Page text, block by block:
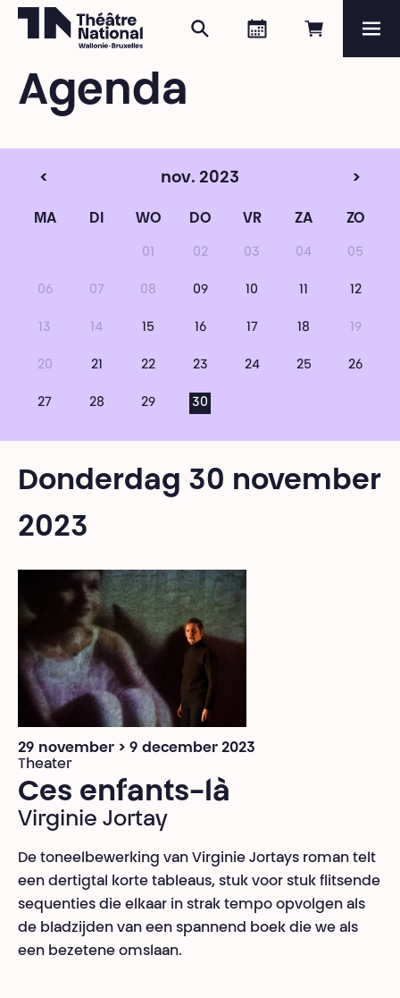
Online
Agenda
Zoeken
Agenda
< nov. 2023 >
MA DI WO DO VR ZA ZO
01 02 03 04 05
06 07 08 09 10 11 12
13 14 15 16 17 18 19
20 21 22 23 24 25 26
27 28 29 30
Donderdag 30 november
2023
29 november > 9 december 2023
Theater
Ces enfants-là
Virginie Jortay
De toneelbewerking van Virginie Jortays roman telt
een dertigtal korte tableaus, stuk voor stuk flitsende
sequenties die elkaar in strak tempo opvolgen als
de bladzijden van een spannend boek die we als
een bezetene omslaan.